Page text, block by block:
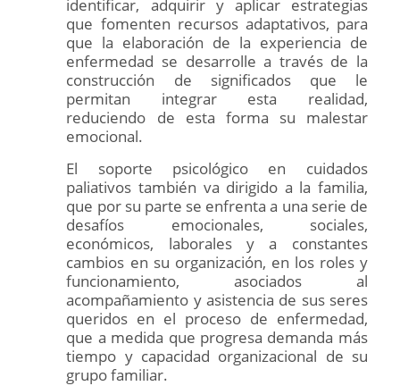
identificar, adquirir y aplicar estrategias
que fomenten recursos adaptativos, para
que la elaboración de la experiencia de
enfermedad se desarrolle a través de la
construcción de significados que le
permitan integrar esta realidad,
reduciendo de esta forma su malestar
emocional.
El soporte psicológico en cuidados
paliativos también va dirigido a la familia,
que por su parte se enfrenta a una serie de
desafíos emocionales, sociales,
económicos, laborales y a constantes
cambios en su organización, en los roles y
funcionamiento, asociados al
acompañamiento y asistencia de sus seres
queridos en el proceso de enfermedad,
que a medida que progresa demanda más
tiempo y capacidad organizacional de su
grupo familiar.